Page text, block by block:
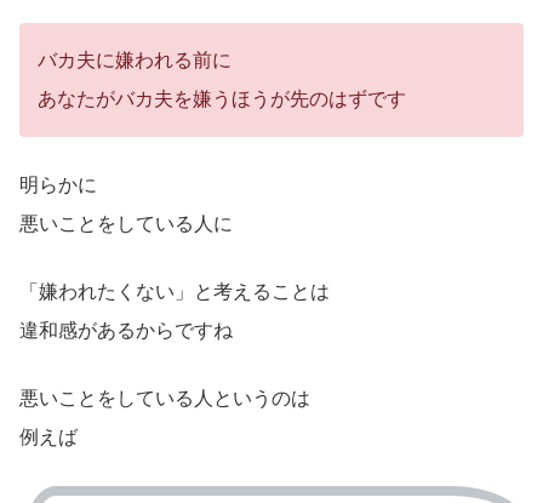
バカ夫に嫌われる前に
あなたがバカ夫を嫌うほうが先のはずです
明らかに
悪いことをしている人に
「嫌われたくない」と考えることは
違和感があるからですね
悪いことをしている人というのは
例えば